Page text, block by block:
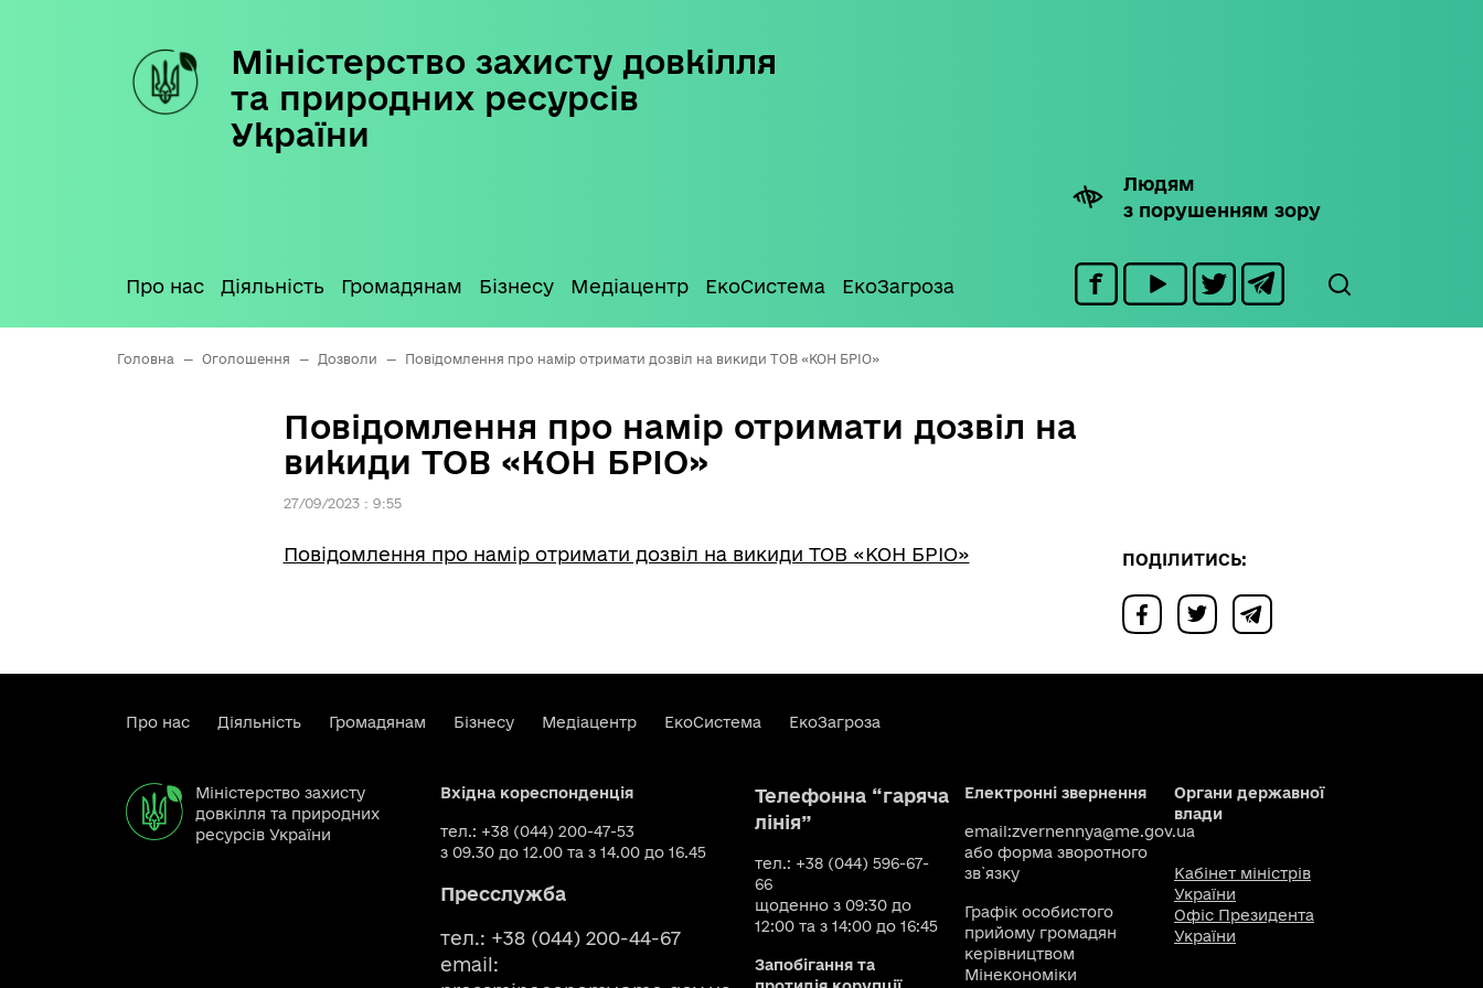
Міністерство захисту довкілля
та природних ресурсів
України
Людям
з порушенням зору
Про нас Діяльність Громадянам Бізнесу Медіацентр ЕкоСистема ЕкоЗагроза
Головна — Оголошення — Дозволи — Повідомлення про намір отримати дозвіл на викиди ТОВ «КОН БРІО»
Повідомлення про намір отримати дозвіл на
викиди ТОВ «КОН БРІО»
27/09/2023 : 9:55
Повідомлення про намір отримати дозвіл на викиди ТОВ «КОН БРІО» ПОДІЛИТИСЬ:
Про нас Діяльність Громадянам Бізнесу Медіацентр ЕкоСистема ЕкоЗагроза
Міністерство захисту
довкілля та природних
ресурсів України
Вхідна кореспонденція
тел.: +38 (044) 200-47-53
з 09.30 до 12.00 та з 14.00 до 16.45
Пресслужба
тел.: +38 (044) 200-44-67
email:
Телефонна “гаряча
лінія”
тел.: +38 (044) 596-67-
66
щоденно з 09:30 до
12:00 та з 14:00 до 16:45
Запобігання та
Електронні звернення
email:zvernennya@me.gov.ua
або форма зворотного
зв`язку
Графік особистого
прийому громадян
керівництвом
Мінекономіки
Органи державної
влади
Кабінет міністрів
України
Офіс Президента
України